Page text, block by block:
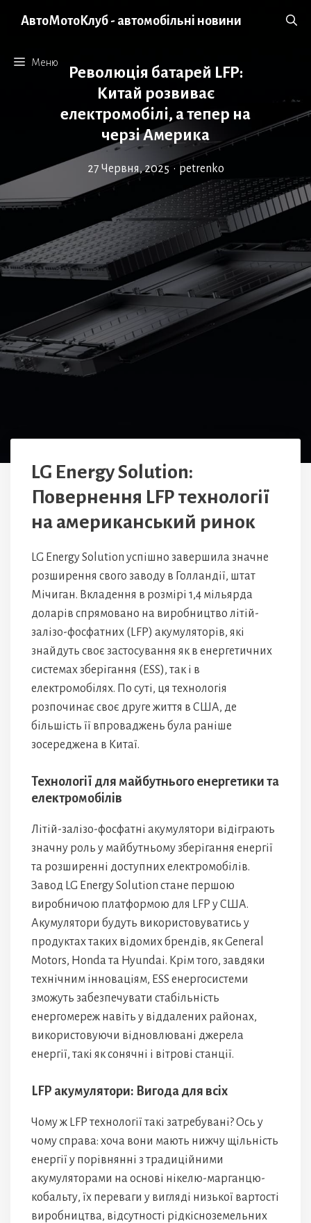
АвтоМотоКлуб - автомобільні новини
Меню
Революція батарей LFP:
Китай розвиває
електромобілі, а тепер на
черзі Америка
27 Червня, 2025 • petrenko
LG Energy Solution:
Повернення LFP технології
на американський ринок
LG Energy Solution успішно завершила значне
розширення свого заводу в Голландії, штат
Мічиган. Вкладення в розмірі 1,4 мільярда
доларів спрямовано на виробництво літій-
залізо-фосфатних (LFP) акумуляторів, які
знайдуть своє застосування як в енергетичних
системах зберігання (ESS), так і в
електромобілях. По суті, ця технологія
розпочинає своє друге життя в США, де
більшість її впроваджень була раніше
зосереджена в Китаї.
Технології для майбутнього енергетики та
електромобілів
Літій-залізо-фосфатні акумулятори відіграють
значну роль у майбутньому зберігання енергії
та розширенні доступних електромобілів.
Завод LG Energy Solution стане першою
виробничою платформою для LFP у США.
Акумулятори будуть використовуватись у
продуктах таких відомих брендів, як General
Motors, Honda та Hyundai. Крім того, завдяки
технічним інноваціям, ESS енергосистеми
зможуть забезпечувати стабільність
енергомереж навіть у віддалених районах,
використовуючи відновлювані джерела
енергії, такі як сонячні і вітрові станції.
LFP акумулятори: Вигода для всіх
Чому ж LFP технології такі затребувані? Ось у
чому справа: хоча вони мають нижчу щільність
енергії у порівнянні з традиційними
акумуляторами на основі нікелю-марганцю-
кобальту, їх переваги у вигляді низької вартості
виробництва, відсутності рідкісноземельних